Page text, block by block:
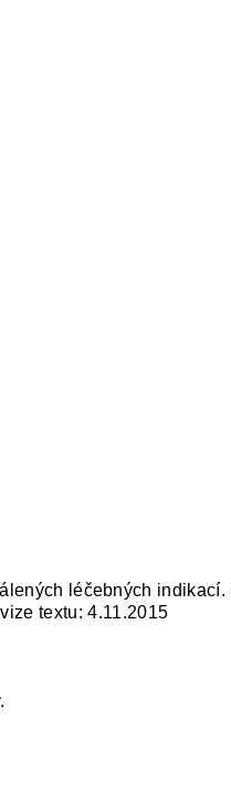
léčebných indikací.
textu: 4.11.2015